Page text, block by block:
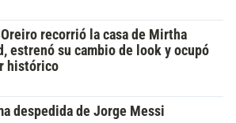
recorrió la casa de Mirtha
estrenó su cambio de look y ocupó
histórico
despedida de Jorge Messi